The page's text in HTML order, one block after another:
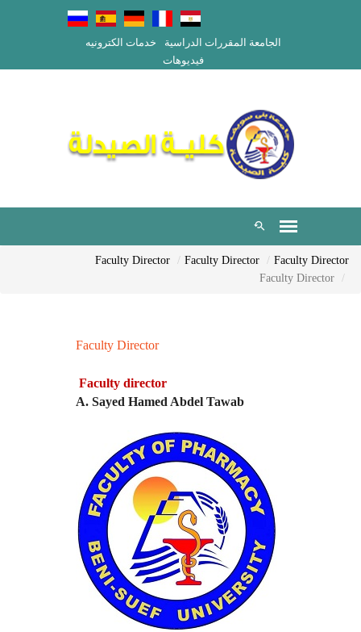
الجامعة المقررات الدراسية
خدمات الكترونيه
فيديوهات
Faculty Director
Faculty Director
Faculty Director
Faculty Director
Faculty Director
Faculty director
A. Sayed Hamed Abdel Tawab